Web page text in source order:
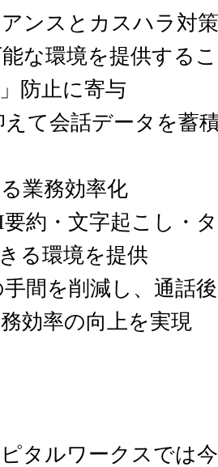
ンスとカスハラ対
能な環境を提供する
防止に寄与
えて会話データを蓄
業務効率化
要約・文字起こし・
る環境を提供
手間を削減し、通話
効率の向上を実現
タルワークスでは今